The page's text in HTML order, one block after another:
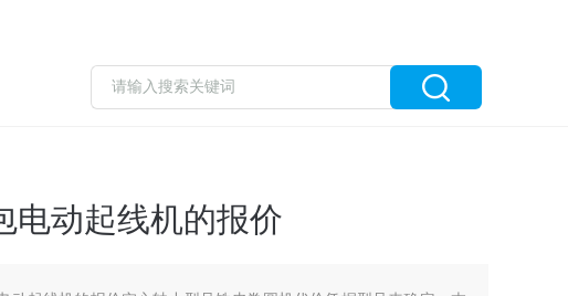
电动起线机的报价